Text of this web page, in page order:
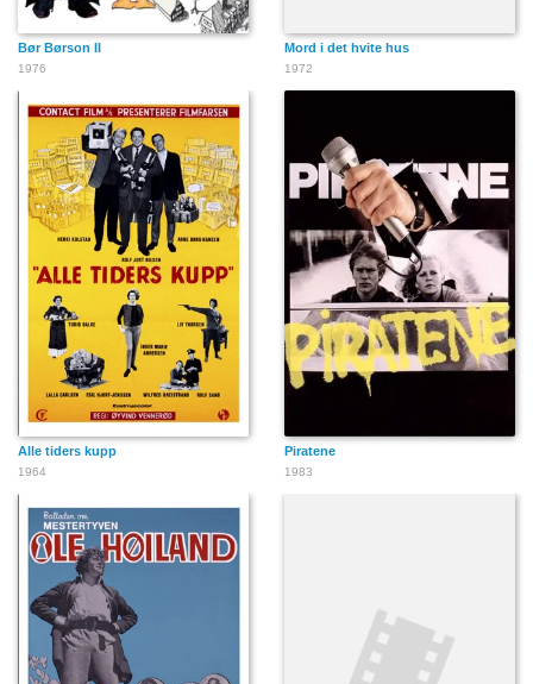
Bør Børson II
1976
Mord i det hvite hus
1972
Alle tiders kupp
1964
Piratene
1983